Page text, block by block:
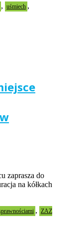
, uśmiech ,
zaprasza do
na kółkach
,
ZAZ